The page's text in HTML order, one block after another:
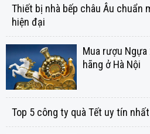
Thiết bị nhà bếp châu Âu chuẩn
hiện đại
Mua rượu
hãng ở Hà Nội
Top 5 công ty quà Tết uy tín nhất